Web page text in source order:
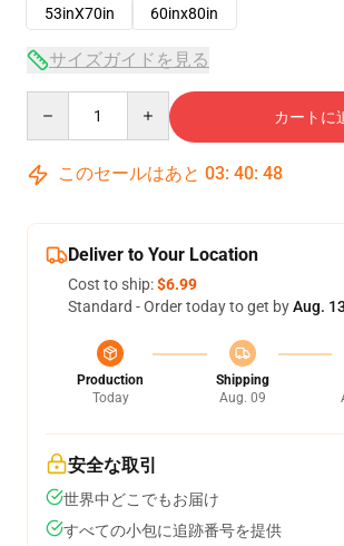
53inX70in
60inx80in
サイズガイドを見る
カートに
このセールはあと 03: 40: 47
Deliver to Your Location
Cost to ship:$6.99
Standard - Order today to get byAug.
Production
Today
Shipping
Aug. 09
安全な取引
世界中どこでもお届け
すべての小包に追跡番号を提供